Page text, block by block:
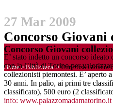
Concorso Giovani
Home>Biblioteca >Concorso Giovani
27 Mar 2009
Concorso Giovani
E’ stato indetto un concorso
con la Città di Torino per
collezionisti piemontesi. E’ aperto
30 anni. In palio, ai primi tre
classificato), 500 euro (2
info: www.palazzomadamatorino.it